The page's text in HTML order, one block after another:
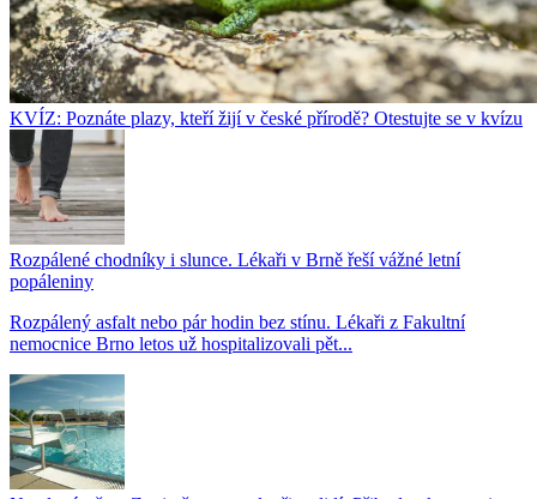
KVÍZ: Poznáte plazy, kteří žijí v české přírodě? Otestujte se v kvízu
Rozpálené chodníky i slunce. Lékaři v Brně řeší vážné letní
popáleniny
Rozpálený asfalt nebo pár hodin bez stínu. Lékaři z Fakultní
nemocnice Brno letos už hospitalizovali pět...